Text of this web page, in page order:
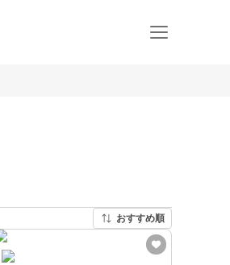
おすすめ順